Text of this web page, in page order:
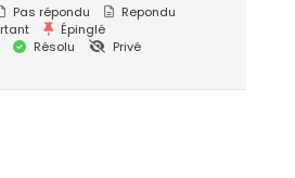
Pas répondu
Repondu
Épinglé
Résolu
Privé